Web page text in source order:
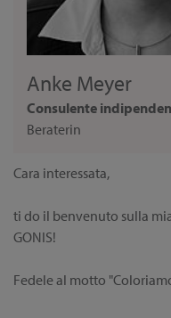
Anke Meyer
Consulente
Beraterin
Cara interessata,
ti do il benvenuto sulla
GONIS!
Fedele al motto